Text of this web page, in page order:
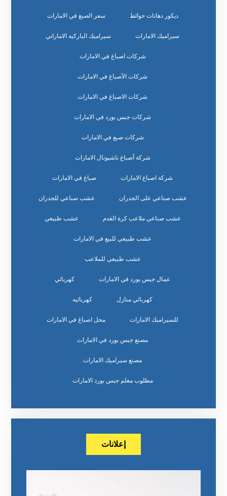
ديكور دهانات حوائط سعر الصبغ في الامارات
سيراميك الامارات سيراميك الباركيه الاماراتي
شركات اصباغ في الامارات
شركات الأصباغ في الامارات
شركات الاصباغ في الامارات
شركات جبس بورد في الامارات
شركات صبغ في الامارات
شركة أصباغ ناشيونال الامارات
شركة اصباغ الامارات صباغ في الامارات
عشب صناعي على الجدران عشب صناعي للجدران
عشب صناعي ملاعب كرة القدم عشب طبيعي
عشب طبيعي للبيع في الامارات
عشب طبيعي للملاعب
عمال جبس بورد في الامارات كهربائي
كهربائي منازل كهربائيه
للسيراميك الامارات محل اصباغ في الامارات
مصنع جبس بورد في الامارات
مصنع سيراميك الامارات
مطلوب معلم جبس بورد الامارات
إعلانات